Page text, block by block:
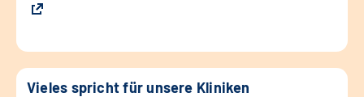
Vieles spricht für unsere Kliniken